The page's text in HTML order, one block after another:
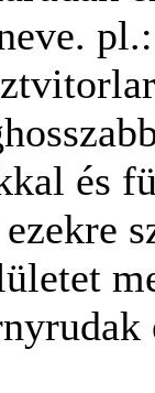
és
ezekre